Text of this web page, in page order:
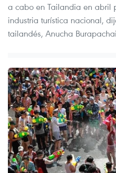
a cabo en Tailandia en abril
industria turística nacional,
tailandés, Anucha